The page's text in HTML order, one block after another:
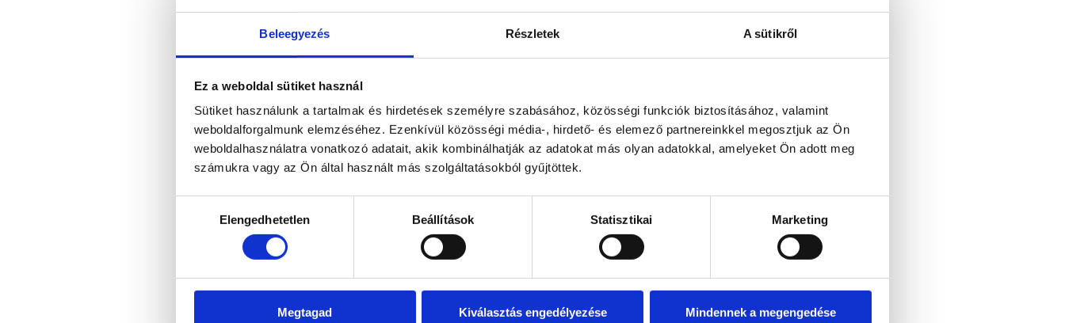
Beleegyezés Részletek A sütikről
Ez a weboldal sütiket használ
Sütiket használunk a tartalmak és hirdetések személyre szabásához, közösségi funkciók biztosításához, valamint
weboldalforgalmunk elemzéséhez. Ezenkívül közösségi média-, hirdető- és elemező partnereinkkel megosztjuk az Ön
weboldalhasználatra vonatkozó adatait, akik kombinálhatják az adatokat más olyan adatokkal, amelyeket Ön adott meg
számukra vagy az Ön által használt más szolgáltatásokból gyűjtöttek.
kiválasztásaElengedhetetlen Beállítások Statisztikai Marketing
Megtagad Kiválasztás engedélyezése Mindennek a megengedése
Gluténmentes pizzás csiga
További bejegyzéseink